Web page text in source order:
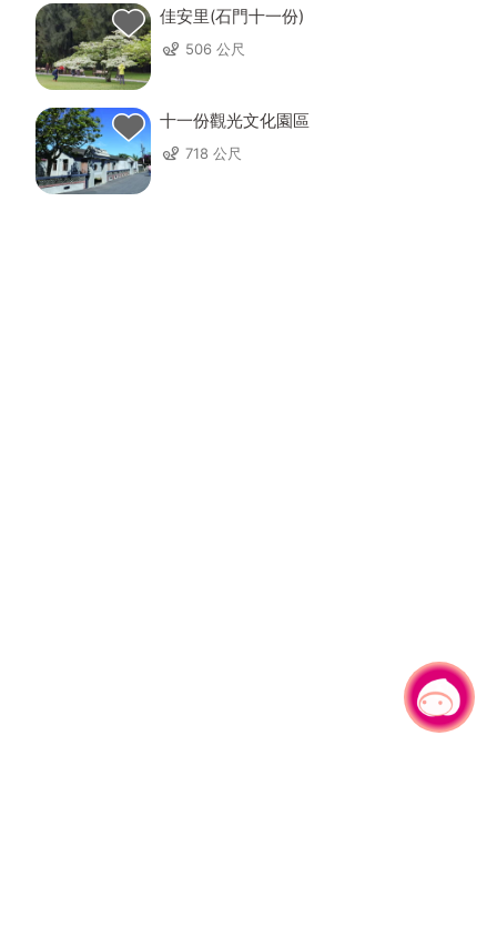
佳安里(石門十一份)
506 公尺
十一份觀光文化園區
718 公尺